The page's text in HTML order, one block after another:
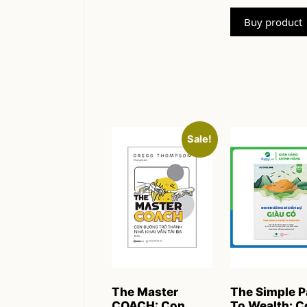
Buy product
Sale!
The Master
The Simple